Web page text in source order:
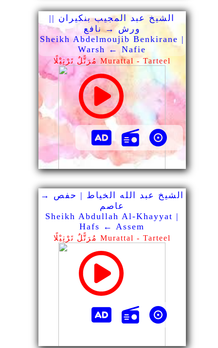
الشيخ عبد المجيب بنكيران ||
ورش → نافع
Sheikh Abdelmoujib Benkirane |
Warsh ← Nafie
مُرَتًّلٌ تَرْتِيْلًا Murattal - Tarteel
الشيخ عبد الله الخياط | حفص →
عاصم
Sheikh Abdullah Al-Khayyat |
Hafs ← Assem
مُرَتًّلٌ تَرْتِيْلًا Murattal - Tarteel